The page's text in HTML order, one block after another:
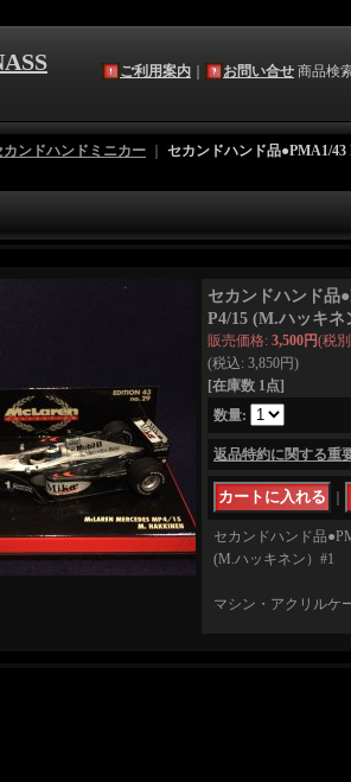
ご利用案内 お問い合せ 商品検
カンドハンドミニカー
セカンドハンド品●PMA1/
セカンドハンド品
P4/15 (M.ハッキネ
販売価格: 3,500円(税
(税込: 3,850円)
[在庫数 1点]
数量:
返品特約に関する重
セカンドハンド品
(M.ハッキネン）#1
マシン・アクリルケ